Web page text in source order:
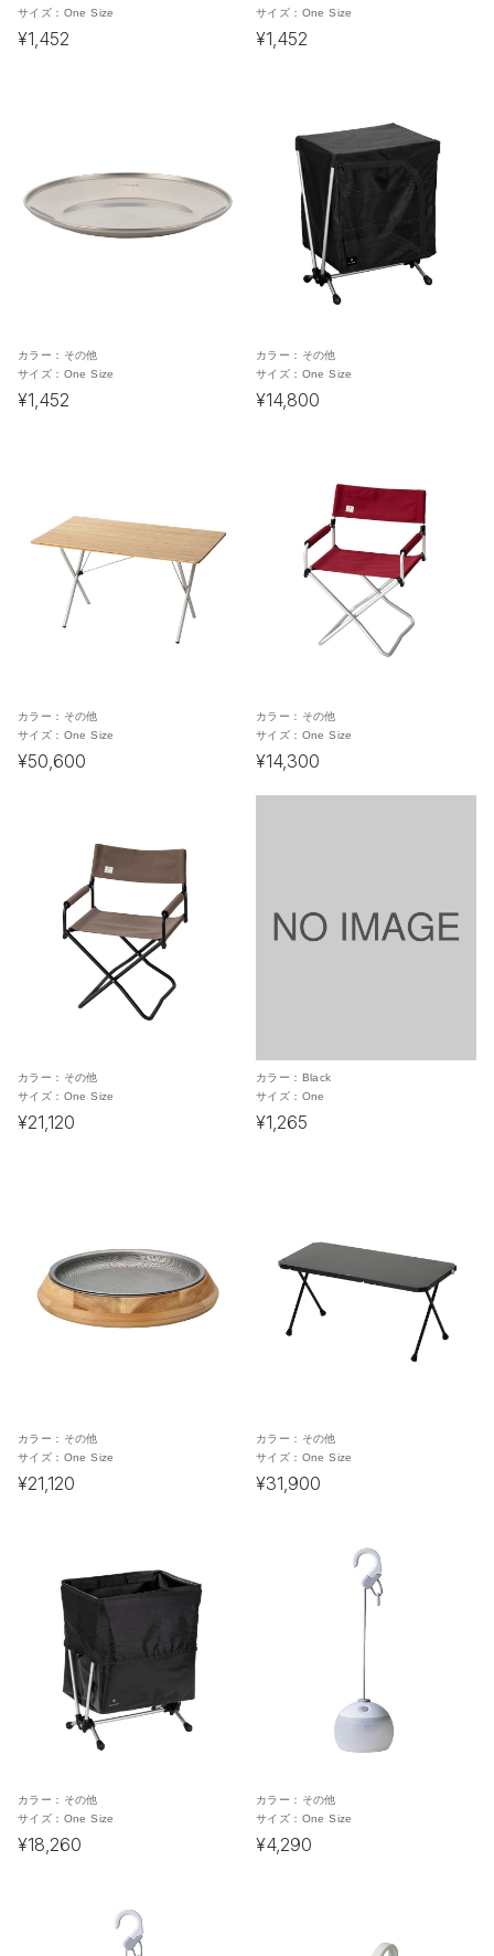
サイズ： One Size
¥1,452
サイズ： One Size
¥1,452
カラー： その他
サイズ： One Size
¥1,452
カラー： その他
サイズ： One Size
¥14,800
カラー： その他
サイズ： One Size
¥50,600
カラー： その他
サイズ： One Size
¥14,300
カラー： その他
サイズ： One Size
¥21,120
カラー： Black
サイズ： One
¥1,265
カラー： その他
サイズ： One Size
¥21,120
カラー： その他
サイズ： One Size
¥31,900
カラー： その他
サイズ： One Size
¥18,260
カラー： その他
サイズ： One Size
¥4,290